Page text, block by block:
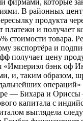
В районных
продукта
платежи и получает
стоимости товара.
экспортёра и
получает цену
«Империэл бэнк оф
и, таким образом,
операций»
— Бихара и Ориссы
капитала с
выглядела